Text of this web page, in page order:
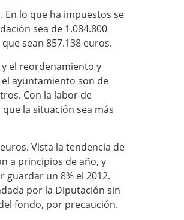
En lo que ha impuestos se
sea de 1.084.800
sean 857.138 euros.
y el reordenamiento y
ayuntamiento son de
Con la labor de
la situación sea más
Vista la tendencia de
a principios de año, y
un 8% el 2012.
por la Diputación sin
fondo, por precaución.